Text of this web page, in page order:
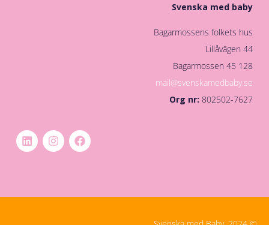
Svenska med baby
Bagarmossens folkets hus
Lillåvägen 44
128 45 Bagarmossen
mail@svenskamedbaby.se
Org nr:802502-7627